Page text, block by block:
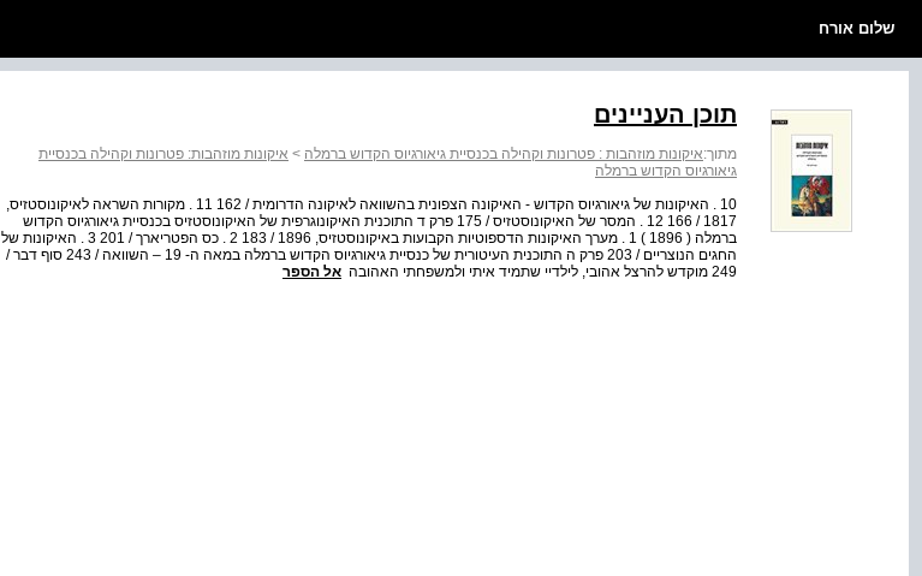
שלום אורח
תוכן העניינים
מתוך:איקונות מוזהבות : פטרונות וקהילה בכנסיית גיאורגיוס הקדוש ברמלה > איקונות מוזהבות: פטרונות וקהילה בכנסיית
גיאורגיוס הקדוש ברמלה
10 . האיקונות של גיאורגיוס הקדוש - האיקונה הצפונית בהשוואה לאיקונה הדרומית / 162 11 . מקורות השראה לאיקונוסטזיס,
1817 / 166 12 . המסר של האיקונוסטזיס / 175 פרק ד התוכנית האיקונוגרפית של האיקונוסטזיס בכנסיית גיאורגיוס הקדוש
ברמלה ( 1896 ) 1 . מערך האיקונות הדספוטיות הקבועות באיקונוסטזיס, 1896 / 183 2 . כס הפטריארך / 201 3 . האיקונות של
החגים הנוצריים / 203 פרק ה התוכנית העיטורית של כנסיית גיאורגיוס הקדוש ברמלה במאה ה- 19 – השוואה / 243 סוף דבר /
249 מוקדש להרצל אהובי, לילדיי שתמיד איתי ולמשפחתי האהובה
אל הספר